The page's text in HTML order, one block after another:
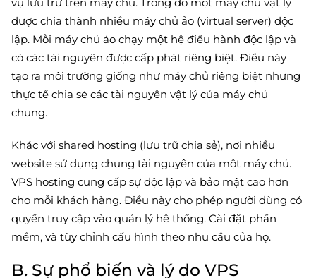
được chia thành nhiều máy chủ ảo (virtual server) độc
lập. Mỗi máy chủ ảo chạy một hệ điều hành độc lập và
có các tài nguyên được cấp phát riêng biệt. Điều này
tạo ra môi trường giống như máy chủ riêng biệt nhưng
thực tế chia sẻ các tài nguyên vật lý của máy chủ
chung.
Khác với shared hosting (lưu trữ chia sẻ), nơi nhiều
website sử dụng chung tài nguyên của một máy chủ.
VPS hosting cung cấp sự độc lập và bảo mật cao hơn
cho mỗi khách hàng. Điều này cho phép người dùng có
quyền truy cập vào quản lý hệ thống. Cài đặt phần
mềm, và tùy chỉnh cấu hình theo nhu cầu của họ.
B. Sự phổ biến và lý do VPS